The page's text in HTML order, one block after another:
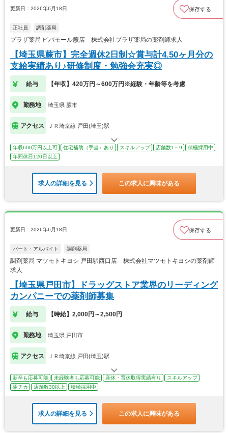
更新日：2026年6月18日 保存する
正社員 調剤薬局
プラザ薬局 ビバモール蕨店 株式会社プラザ薬局の薬剤師求人
【埼玉県蕨市】完全週休2日制☆賞与計4.50ヶ月分の
支給実績あり♪研修制度・勉強会充実◎
給与 【年収】420万円～600万円※経験・年齢等を考慮
勤務地 埼玉県 蕨市
アクセス ＪＲ埼京線 戸田(埼玉)駅
年収600万円以上可 住宅補助（手当）あり スキルアップ 店舗数1～9
積極採用中
年間休日120日以上
求人の詳細を見る この求人に興味がある
更新日：2026年6月18日 保存する
パート・アルバイト 調剤薬局
調剤薬局 マツモトキヨシ 戸田駅西口店 株式会社マツモトキヨシの薬剤師
求人
【埼玉県戸田市】ドラッグストア業界のリーディング
カンパニーでの薬剤師募集
給与 【時給】2,000円～2,500円
勤務地 埼玉県 戸田市
アクセス ＪＲ埼京線 戸田(埼玉)駅
新卒も応募可能 未経験者も応募可能 産休・育休取得実績有り
スキルアップ
駅チカ
店舗数30以上 積極採用中
求人の詳細を見る この求人に興味がある